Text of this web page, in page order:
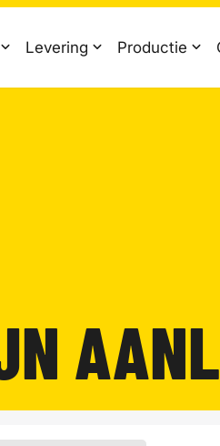
Levering Productie